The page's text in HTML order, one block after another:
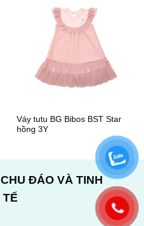
Váy tutu BG Bibos BST Star
hồng 3Y
CHU ĐÁO VÀ TINH
TẾ